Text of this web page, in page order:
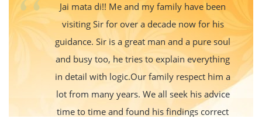
Jai mata di!! Me and my family have been
visiting Sir for over a decade now for his
guidance. Sir is a great man and a pure soul
and busy too, he tries to explain everything
in detail with logic.Our family respect him a
lot from many years. We all seek his advice
time to time and found his findings correct